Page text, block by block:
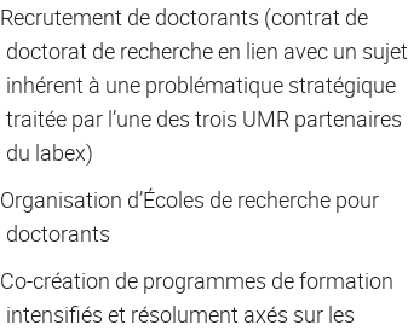
Recrutement de doctorants (contrat de
doctorat de recherche en lien avec un sujet
inhérent à une problématique stratégique
traitée par l’une des trois UMR partenaires
du labex)
Organisation d’Écoles de recherche pour
doctorants
Co-création de programmes de formation
intensifiés et résolument axés sur les